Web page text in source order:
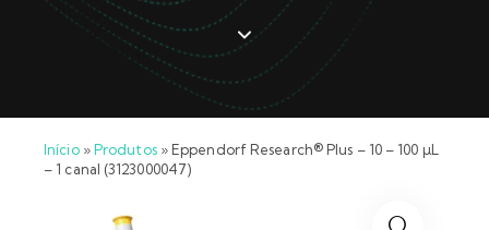
Produtos
Catálogos
Promoções
Início»Produtos» Eppendorf Research® Plus – 10 – 100 µL
– 1 canal (3123000047)